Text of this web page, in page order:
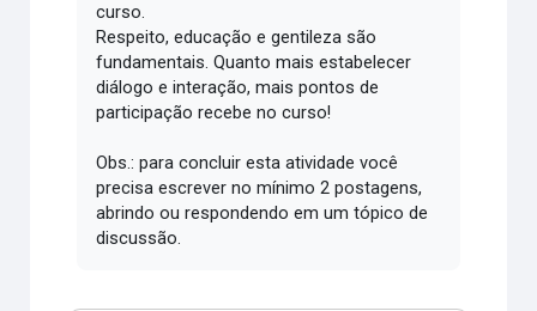
curso.
Respeito, educação e gentileza são
fundamentais.Quanto mais estabelecer
diálogo e interação, mais pontos de
participação recebe no curso!
Obs.: para concluir esta atividade você
precisa escrever no mínimo 2 postagens,
abrindo ou respondendo em um tópico de
discussão.